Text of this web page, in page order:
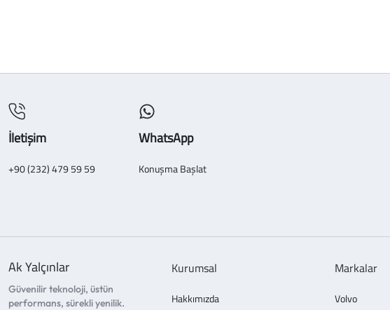
İletişim
+90 (232) 479 59 59
WhatsApp
Konuşma Başlat
Ak Yalçınlar
Güvenilir teknoloji, üstün
performans, sürekli yenilik.
Kurumsal
Hakkımızda
Markalar
Volvo